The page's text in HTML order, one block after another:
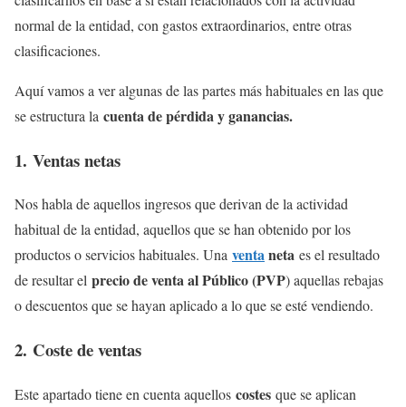
normal de la entidad, con gastos extraordinarios, entre otras
clasificaciones.
Aquí vamos a ver algunas de las partes más habituales en las que
se estructura la cuenta de pérdida y ganancias.
1. Ventas netas
Nos habla de aquellos ingresos que derivan de la actividad
habitual de la entidad, aquellos que se han obtenido por los
productos o servicios habituales. Una ventaneta es el resultado
de resultar el precio de venta al Público (PVP) aquellas rebajas
o descuentos que se hayan aplicado a lo que se esté vendiendo.
2. Coste de ventas
Este apartado tiene en cuenta aquellos costes que se aplican